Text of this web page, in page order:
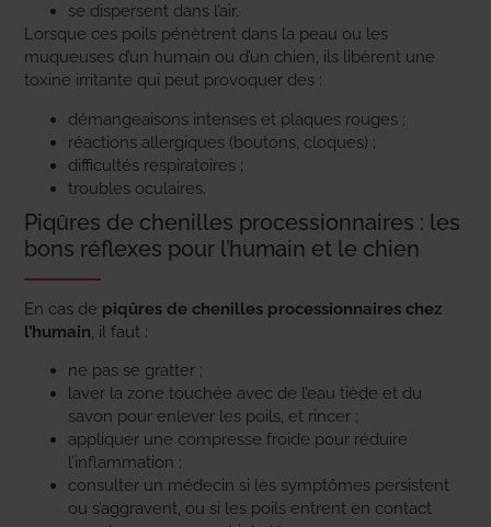
se dispersent dans l’air.
Lorsque ces poils pénètrent dans la peau ou les
muqueuses d’un humain ou d’un chien, ils libèrent une
toxine irritante qui peut provoquer des :
démangeaisons intenses et plaques rouges ;
réactions allergiques (boutons, cloques) ;
difficultés respiratoires ;
troubles oculaires.
Piqûres de chenilles processionnaires : les
bons réflexes pour l’humain et le chien
En cas de piqûres de chenilles processionnaires chez
l’humain , il faut :
ne pas se gratter ;
laver la zone touchée avec de l’eau tiède et du
savon pour enlever les poils, et rincer ;
appliquer une compresse froide pour réduire
l’inflammation ;
consulter un médecin si les symptômes persistent
ou s’aggravent, ou si les poils entrent en contact